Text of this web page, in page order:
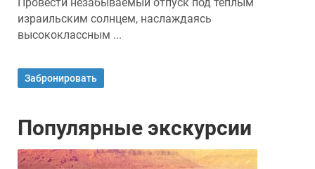
израильским солнцем, наслаждаясь
высококлассным ...
Забронировать
Популярные экскурсии